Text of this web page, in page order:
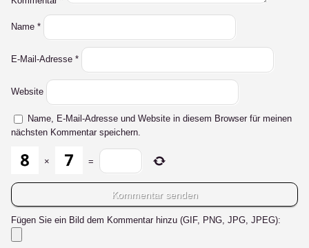
Name *
E-Mail-Adresse *
Website
Name, E-Mail-Adresse und Website in diesem Browser für meinen
nächsten Kommentar speichern.
× =
Fügen Sie ein Bild dem Kommentar hinzu (GIF, PNG, JPG, JPEG):